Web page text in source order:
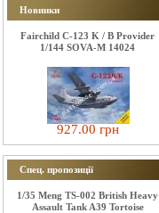
Новинки
Fairchild C-123 K / B Provider
1/144 SOVA-M 14024
927.00 грн
Спец. пропозиції
1/35 Meng TS-002 British Heavy
Assault Tank A39 Tortoise